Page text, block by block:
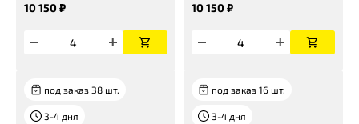
10 150 ₽ 10 150 ₽
под заказ 38 шт.
3-4 дня
под заказ 16 шт.
3-4 дня